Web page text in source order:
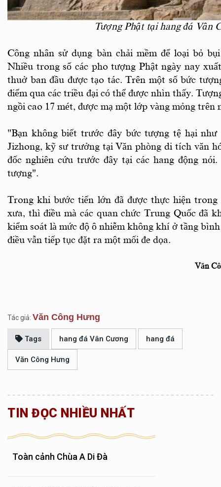
Tượng Phật tại hang đá Vân
Công nhân sử dụng bàn chải mềm để loại bỏ
Nhiều trong số các pho tượng Phật ngày nay
thuở ban đầu được tạo tác. Trên một số bức
điểm qua các triều đại có thể được nhìn thấy.
ngồi cao 17 mét, được mạ một lớp vàng mỏng trên
"Bạn không biết trước đây bức tượng tệ hại như
Jizhong, kỹ sư trưởng tại Văn phòng di tích văn
đốc nghiên cứu trước đây tại các hang động
tượng".
Trong khi bước tiến lớn đã được thực hiện trong
xưa, thì điều mà các quan chức Trung Quốc đã
kiểm soát là mức độ ô nhiễm không khí ở tầng
điều vẫn tiếp tục đặt ra một mối đe dọa.
Văn
Tác giả: Văn Công Hưng
Tags hang đá Vân Cương hang đá
Văn Công Hưng
TIN ĐỌC NHIỀU NHẤT
Toàn cảnh Chùa A Di Đà